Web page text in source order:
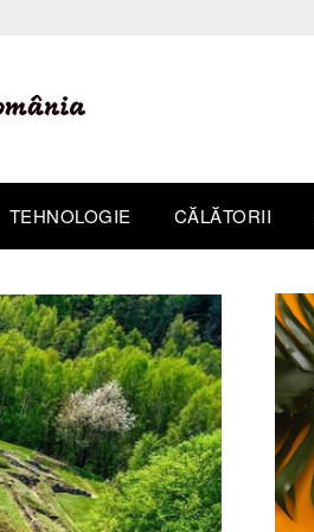
TEHNOLOGIE CĂLĂTORII